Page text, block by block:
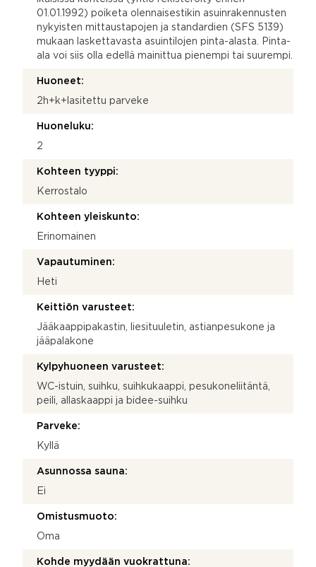
01.01.1992) poiketa olennaisestikin asuinrakennusten
nykyisten mittaustapojen ja standardien (SFS 5139)
mukaan laskettavasta asuintilojen pinta-alasta. Pinta-
ala voi siis olla edellä mainittua pienempi tai suurempi.
Huoneet:
2h+k+lasitettu parveke
Huoneluku:
2
Kohteen tyyppi:
Kerrostalo
Kohteen yleiskunto:
Erinomainen
Vapautuminen:
Heti
Keittiön varusteet:
Jääkaappipakastin, liesituuletin, astianpesukone ja
jääpalakone
Kylpyhuoneen varusteet:
WC-istuin, suihku, suihkukaappi, pesukoneliitäntä,
peili, allaskaappi ja bidee-suihku
Parveke:
Kyllä
Asunnossa sauna:
Ei
Omistusmuoto:
Oma
Kohde myydään vuokrattuna: